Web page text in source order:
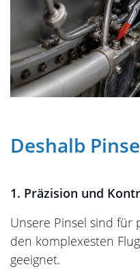
Deshalb
1. Präzision und
Unsere Pinsel sind für
den komplexesten
geeignet.